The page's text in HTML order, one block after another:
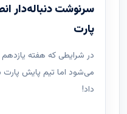
سرنوشت دنباله‌دار
پارت
در شرایطی که هفته یازدهم
می‌شود اما تیم پایش پارت
داد!